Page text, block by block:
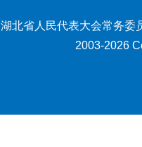
湖北省人民代表大会常务委
2003-2026